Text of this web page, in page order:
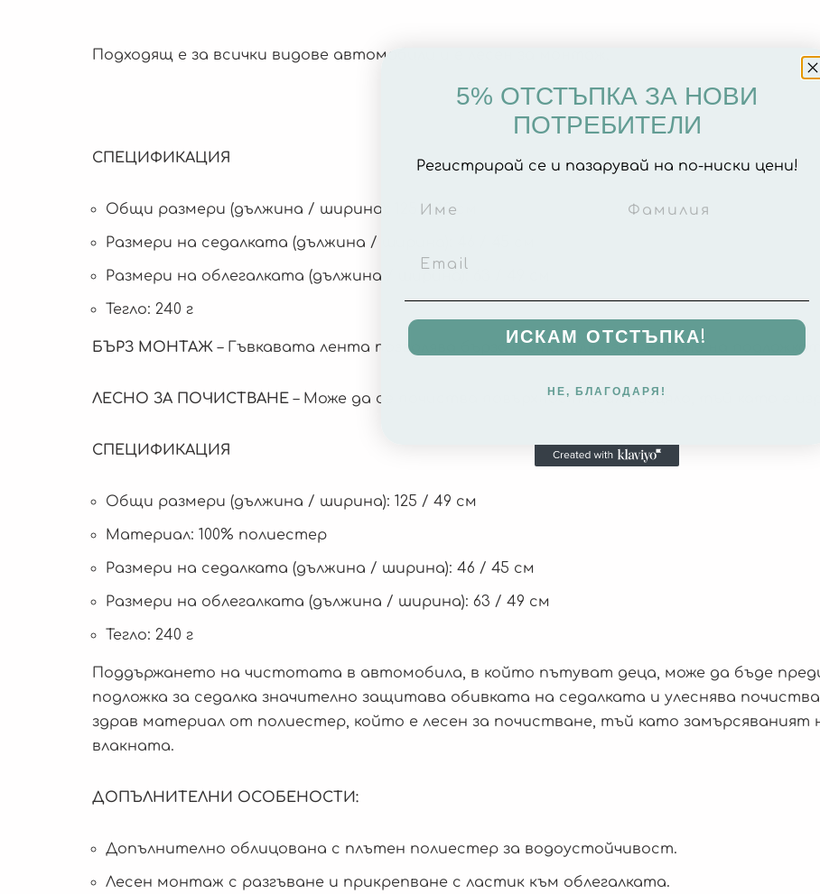
Подходящ е за всички видове автомобили и е лесен за монтаж.
СПЕЦИФИКАЦИЯ
Общи размери (дължина / ширина): 125 / 49 см
Размери на седалката (дължина / ширина): 46 / 45 см
Размери на облегалката (дължина / ширина): 63 / 49 см
Тегло: 240 г
БЪРЗ МОНТАЖ – Гъвкавата лента позволява бързо и стабилно закрепване на
ЛЕСНО ЗА ПОЧИСТВАНЕ – Може да се почиства повърхностно или изцяло, тъй като е
СПЕЦИФИКАЦИЯ
Общи размери (дължина / ширина): 125 / 49 см
Материал: 100% полиестер
Размери на седалката (дължина / ширина): 46 / 45 см
Размери на облегалката (дължина / ширина): 63 / 49 см
Тегло: 240 г
Поддържането на чистотата в автомобила, в който пътуват деца, може да бъде
подложка за седалка значително защитава обивката на седалката и улеснява
здрав материал от полиестер, който е лесен за почистване, тъй като замърсяваният
влакната.
ДОПЪЛНИТЕЛНИ ОСОБЕНОСТИ:
Допълнително облицована с плътен полиестер за водоустойчивост.
Лесен монтаж с разгъване и прикрепване с ластик към облегалката.
5% ОТСТЪПКА ЗА НОВИ
ПОТРЕБИТЕЛИ
Регистрирай се и пазарувай на по-ниски цени!
ИСКАМ ОТСТЪПКА!
НЕ, БЛАГОДАРЯ!